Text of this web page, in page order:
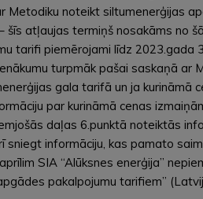
Metodiku noteikt siltumenerģijas
atļaujas termiņš nosakāms no
tarifi piemērojami līdz 2023.gada
turpmāk pašai saskaņā
gala tarifā un ja kurināmā
par kurināmā cenas
daļas 6.punktā noteiktās
informāciju, kas pamato
SIA “Alūksnes enerģija”
pakalpojumu tarifiem”